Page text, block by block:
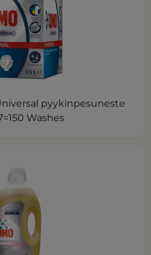
pyykinpesuneste
Washes